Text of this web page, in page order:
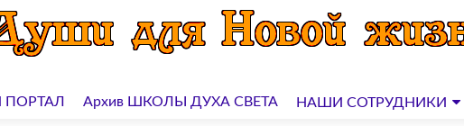
Архив ШКОЛЫ ДУХА СВЕТА НАШИ СОТРУДНИКИ